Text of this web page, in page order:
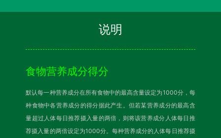
说明
食物营养成分得分
默认每一种营养成分在所有食物中的最高含量设定为1000分，每
种食物中各营养成分的得分据此产生。但若某营养成分的最高含
量超过人体每日推荐摄入量的两倍，则将该营养成分人体每日推
荐摄入量的两倍设定为1000分。每种营养成分的人体每日推荐摄